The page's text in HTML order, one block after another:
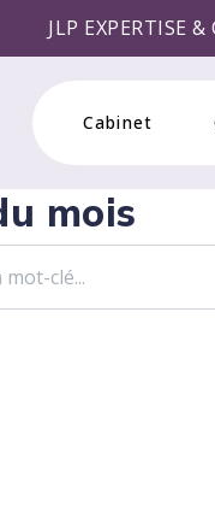
& CONSEIL
Cabinet
mois